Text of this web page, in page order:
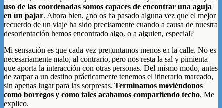
uso de las coordenadas somos capaces de encontrar una aguja
en un pajar. Ahora bien, ¿no os ha pasado alguna vez que el mejor
recuerdo de un viaje ha sido precisamente cuando a causa de nuestra
desorientación hemos encontrado algo, o a alguien, especial?
Mi sensación es que cada vez preguntamos menos en la calle. No es
necesariamente malo, al contrario, pero nos resta la sal y pimienta
que aporta la interacción con otras personas. Del mismo modo, antes
de zarpar a un destino prácticamente tenemos el itinerario marcado,
sin apenas lugar para las sorpresas. Terminamos moviéndonos
como borregos y como tales acabamos compartiendo techo. Me
explico.